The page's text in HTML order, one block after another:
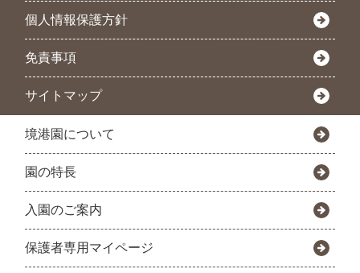
個人情報保護方針
免責事項
サイトマップ
境港園について
園の特長
入園のご案内
保護者専用マイページ